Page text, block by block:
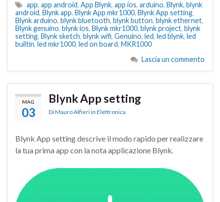
app, app android, App Blynk, app ios, arduino, Blynk, blynk
android, Blynk app, Blynk App mkr1000, Blynk App setting,
Blynk arduino, blynk bluetooth, blynk button, blynk ethernet,
Blynk genuino, blynk ios, Blynk mkr1000, blynk project, blynk
setting, Blynk sketch, blynk wifi, Genuino, led, led blynk, led
builtin, led mkr1000, led on board, MKR1000
Lascia un commento
MAG
03
Blynk App setting
DiMauro Alfieri in Elettronica
Blynk App setting descrive il modo rapido per realizzare
la tua prima app con la nota applicazione Blynk.